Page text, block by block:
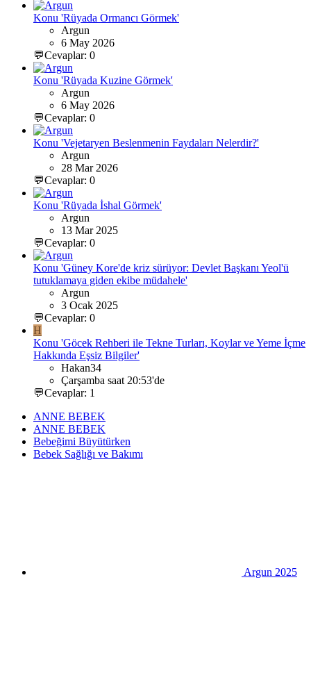
Konu 'Rüyada Ormancı Görmek'
Argun
6 May 2026
💬Cevaplar: 0
Konu 'Rüyada Kuzine Görmek'
Argun
6 May 2026
💬Cevaplar: 0
Konu 'Vejetaryen Beslenmenin Faydaları Nelerdir?'
Argun
28 Mar 2026
💬Cevaplar: 0
Konu 'Rüyada İshal Görmek'
Argun
13 Mar 2025
💬Cevaplar: 0
Konu 'Güney Kore'de kriz sürüyor: Devlet Başkanı Yeol'ü
tutuklamaya giden ekibe müdahele'
Argun
3 Ocak 2025
💬Cevaplar: 0
H
Konu 'Göcek Rehberi ile Tekne Turları, Koylar ve Yeme İçme
Hakkında Eşsiz Bilgiler'
Hakan34
Çarşamba saat 20:53'de
💬Cevaplar: 1
ANNE BEBEK
ANNE BEBEK
Bebeğimi Büyütürken
Bebek Sağlığı ve Bakımı
Argun 2025